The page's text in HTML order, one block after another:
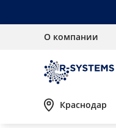
О компании
Краснодар